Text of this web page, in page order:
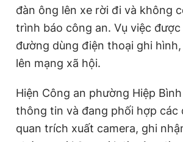
n
đàn ông lên xe rời đi và không
trình báo công an. Vụ việc
đường dùng điện thoại ghi
lên mạng xã hội.
Hiện Công an phường Hiệp
thông tin và đang phối hợp các
quan trích xuất camera, ghi